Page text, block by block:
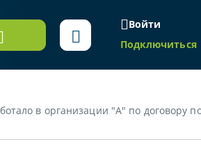
Войти
Подключиться
отсутствовало, при исчислении подоходного налога с этого дохода ему был предоставлен стандартный налоговый вычет,